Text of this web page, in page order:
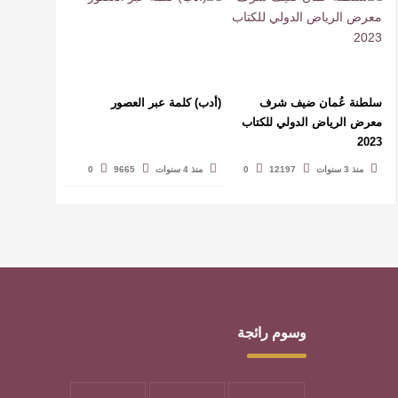
سلطنة عُمان ضيف شرف
معرض الرياض الدولي للكتاب
2023
منذ 3 سنوات 12197
0
(أدب) كلمة عبر العصور
منذ 4 سنوات 9665
0
وسوم رائجة